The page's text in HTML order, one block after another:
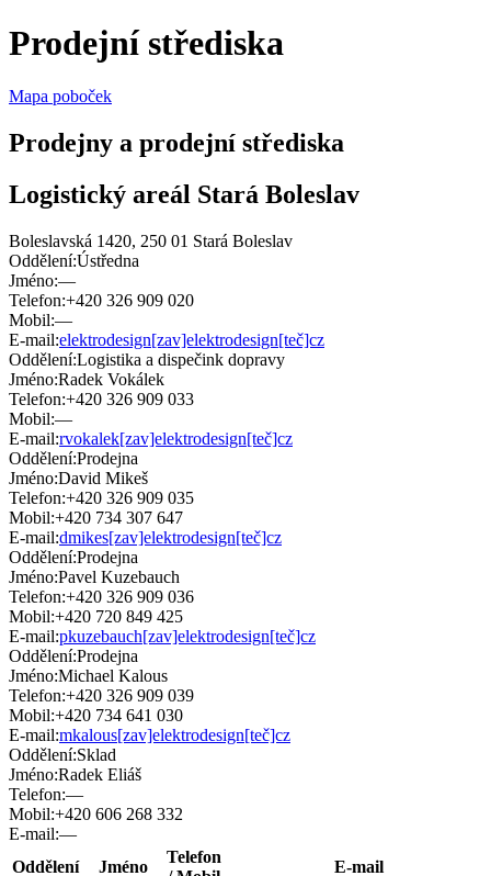
Prodejní střediska
Mapa poboček
Prodejny a prodejní střediska
Logistický areál Stará Boleslav
Boleslavská 1420, 250 01 Stará Boleslav
Oddělení:Ústředna
Jméno:—
Telefon:+420 326 909 020
Mobil:—
E-mail:elektrodesign[zav]elektrodesign[teč]cz
Oddělení:Logistika a dispečink dopravy
Jméno:Radek Vokálek
Telefon:+420 326 909 033
Mobil:—
E-mail:rvokalek[zav]elektrodesign[teč]cz
Oddělení:Prodejna
Jméno:David Mikeš
Telefon:+420 326 909 035
Mobil:+420 734 307 647
E-mail:dmikes[zav]elektrodesign[teč]cz
Oddělení:Prodejna
Jméno:Pavel Kuzebauch
Telefon:+420 326 909 036
Mobil:+420 720 849 425
E-mail:pkuzebauch[zav]elektrodesign[teč]cz
Oddělení:Prodejna
Jméno:Michael Kalous
Telefon:+420 326 909 039
Mobil:+420 734 641 030
E-mail:mkalous[zav]elektrodesign[teč]cz
Oddělení:Sklad
Jméno:Radek Eliáš
Telefon:—
Mobil:+420 606 268 332
E-mail:—
Oddělení
Jméno
Telefon
E-mail